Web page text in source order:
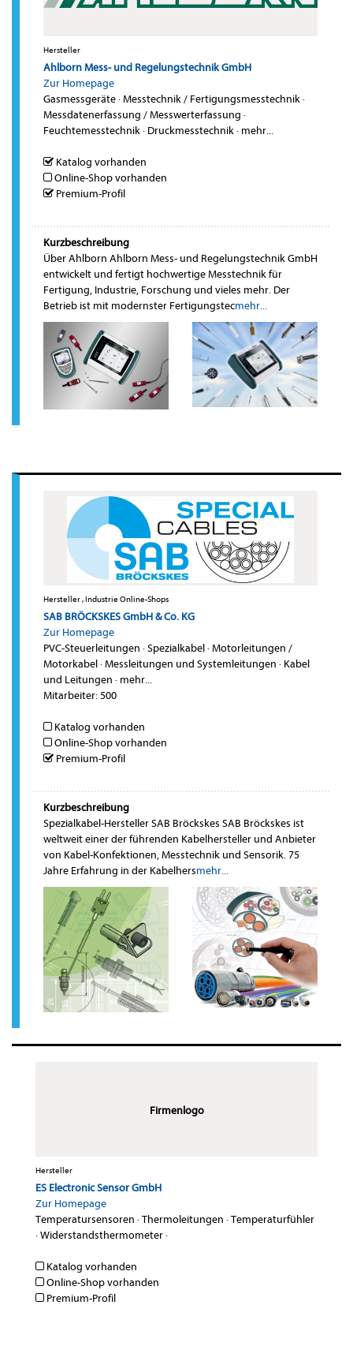
Hersteller
Ahlborn Mess- und Regelungstechnik GmbH
Zur Homepage
Gasmessgeräte·Messtechnik / Fertigungsmesstechnik·
Messdatenerfassung / Messwerterfassung ·
Feuchtemesstechnik· Druckmesstechnik· mehr...
Katalog vorhanden
Online-Shop vorhanden
Premium-Profil
Kurzbeschreibung
Über Ahlborn Ahlborn Mess- und Regelungstechnik GmbH
entwickelt und fertigt hochwertige Messtechnik für
Fertigung, Industrie, Forschung und vieles mehr. Der
Betrieb ist mit modernster Fertigungstecmehr...
Hersteller , Industrie Online-Shops
SAB BRÖCKSKES GmbH & Co. KG
Zur Homepage
PVC-Steuerleitungen ·Spezialkabel·Motorleitungen /
Motorkabel·Messleitungen und Systemleitungen · Kabel
und Leitungen · mehr...
Mitarbeiter: 500
Katalog vorhanden
Online-Shop vorhanden
Premium-Profil
Kurzbeschreibung
Spezialkabel-Hersteller SAB Bröckskes SAB Bröckskes ist
weltweit einer der führenden Kabelhersteller und Anbieter
von Kabel-Konfektionen, Messtechnik und Sensorik. 75
Jahre Erfahrung in der Kabelhersmehr...
Firmenlogo
Hersteller
ES Electronic Sensor GmbH
Zur Homepage
Temperatursensoren ·Thermoleitungen ·Temperaturfühler
·Widerstandsthermometer·
Katalog vorhanden
Online-Shop vorhanden
Premium-Profil